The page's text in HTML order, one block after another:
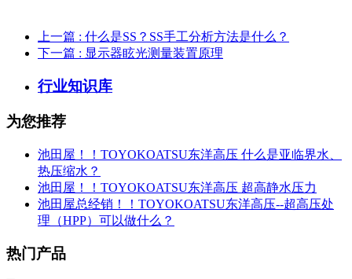
上一篇 : 什么是SS？SS手工分析方法是什么？
下一篇 : 显示器眩光测量装置原理
行业知识库
为您推荐
池田屋！！TOYOKOATSU东洋高压 什么是亚临界水、
热压缩水？
池田屋！！TOYOKOATSU东洋高压 超高静水压力
池田屋总经销！！TOYOKOATSU东洋高压--超高压处
理（HPP）可以做什么？
热门产品